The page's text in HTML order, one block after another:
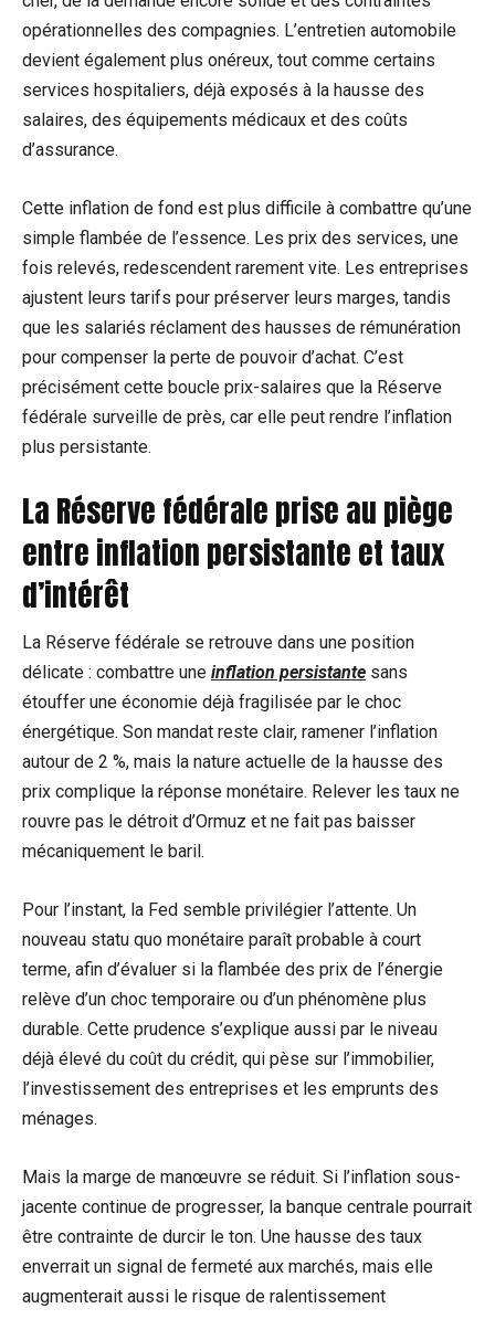
opérationnelles des compagnies. L’entretien automobile
devient également plus onéreux, tout comme certains
services hospitaliers, déjà exposés à la hausse des
salaires, des équipements médicaux et des coûts
d’assurance.
Cette inflation de fond est plus difficile à combattre qu’une
simple flambée de l’essence. Les prix des services, une
fois relevés, redescendent rarement vite. Les entreprises
ajustent leurs tarifs pour préserver leurs marges, tandis
que les salariés réclament des hausses de rémunération
pour compenser la perte de pouvoir d’achat. C’est
précisément cette boucle prix-salaires que la Réserve
fédérale surveille de près, car elle peut rendre l’inflation
plus persistante.
La Réserve fédérale prise au piège
entre inflation persistante et taux
d’intérêt
La Réserve fédérale se retrouve dans une position
délicate : combattre une inflation persistante sans
étouffer une économie déjà fragilisée par le choc
énergétique. Son mandat reste clair, ramener l’inflation
autour de 2 %, mais la nature actuelle de la hausse des
prix complique la réponse monétaire. Relever les taux ne
rouvre pas le détroit d’Ormuz et ne fait pas baisser
mécaniquement le baril.
Pour l’instant, la Fed semble privilégier l’attente. Un
nouveau statu quo monétaire paraît probable à court
terme, afin d’évaluer si la flambée des prix de l’énergie
relève d’un choc temporaire ou d’un phénomène plus
durable. Cette prudence s’explique aussi par le niveau
déjà élevé du coût du crédit, qui pèse sur l’immobilier,
l’investissement des entreprises et les emprunts des
ménages.
Mais la marge de manœuvre se réduit. Si l’inflation sous-
jacente continue de progresser, la banque centrale pourrait
être contrainte de durcir le ton. Une hausse des taux
enverrait un signal de fermeté aux marchés, mais elle
augmenterait aussi le risque de ralentissement